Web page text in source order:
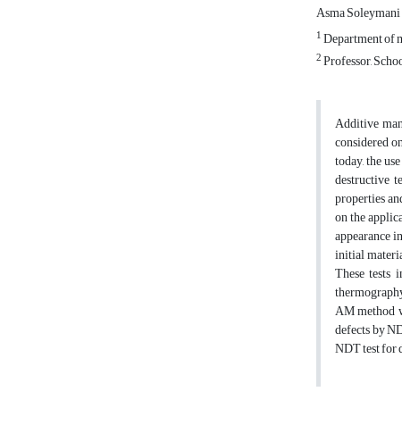
Asma Soleymani
1Department of
2Professor,
Additive
considered
today, the
destructive
properties
on the
appearance
initial
These tests
AM method
defects by
NDT test for